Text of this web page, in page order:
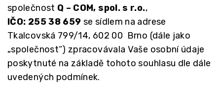
společnost Q – COM, spol. s r.o.,
IČO: 255 38 659 se sídlem na adrese
Tkalcovská 799/14, 602 00 Brno (dále jako
„společnost“) zpracovávala Vaše osobní údaje
poskytnuté na základě tohoto souhlasu dle dále
uvedených podmínek.